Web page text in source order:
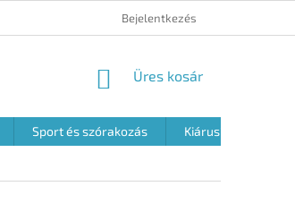
ÁLTALÁNOS SZERZŐDÉSI FELTÉTELEK
Bejelentkezés
KOSÁR
Üres kosár
Sport és szórakozás Kiárusítás